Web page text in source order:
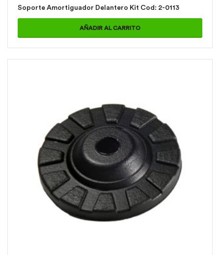
Soporte Amortiguador Delantero Kit Cod: 2-0113
AÑADIR AL CARRITO